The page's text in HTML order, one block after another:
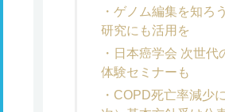
ゲノム編集を知ろ
研究にも活用を
日本癌学会 次世
体験セミナーも
COPD死亡率減少